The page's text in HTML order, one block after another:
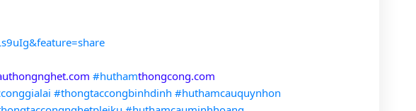
uthongnghet.com #huthamthongcong.com
#thongtaccongbinhdinh #huthamcauquynhon